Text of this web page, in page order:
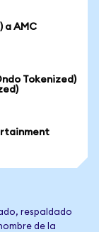
a AMC
Tokenized)
respaldado
de la